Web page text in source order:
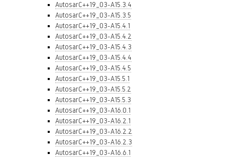
AutosarC++19_03-A15.3.4
AutosarC++19_03-A15.3.5
AutosarC++19_03-A15.4.1
AutosarC++19_03-A15.4.2
AutosarC++19_03-A15.4.3
AutosarC++19_03-A15.4.4
AutosarC++19_03-A15.4.5
AutosarC++19_03-A15.5.1
AutosarC++19_03-A15.5.2
AutosarC++19_03-A15.5.3
AutosarC++19_03-A16.0.1
AutosarC++19_03-A16.2.1
AutosarC++19_03-A16.2.2
AutosarC++19_03-A16.2.3
AutosarC++19_03-A16.6.1